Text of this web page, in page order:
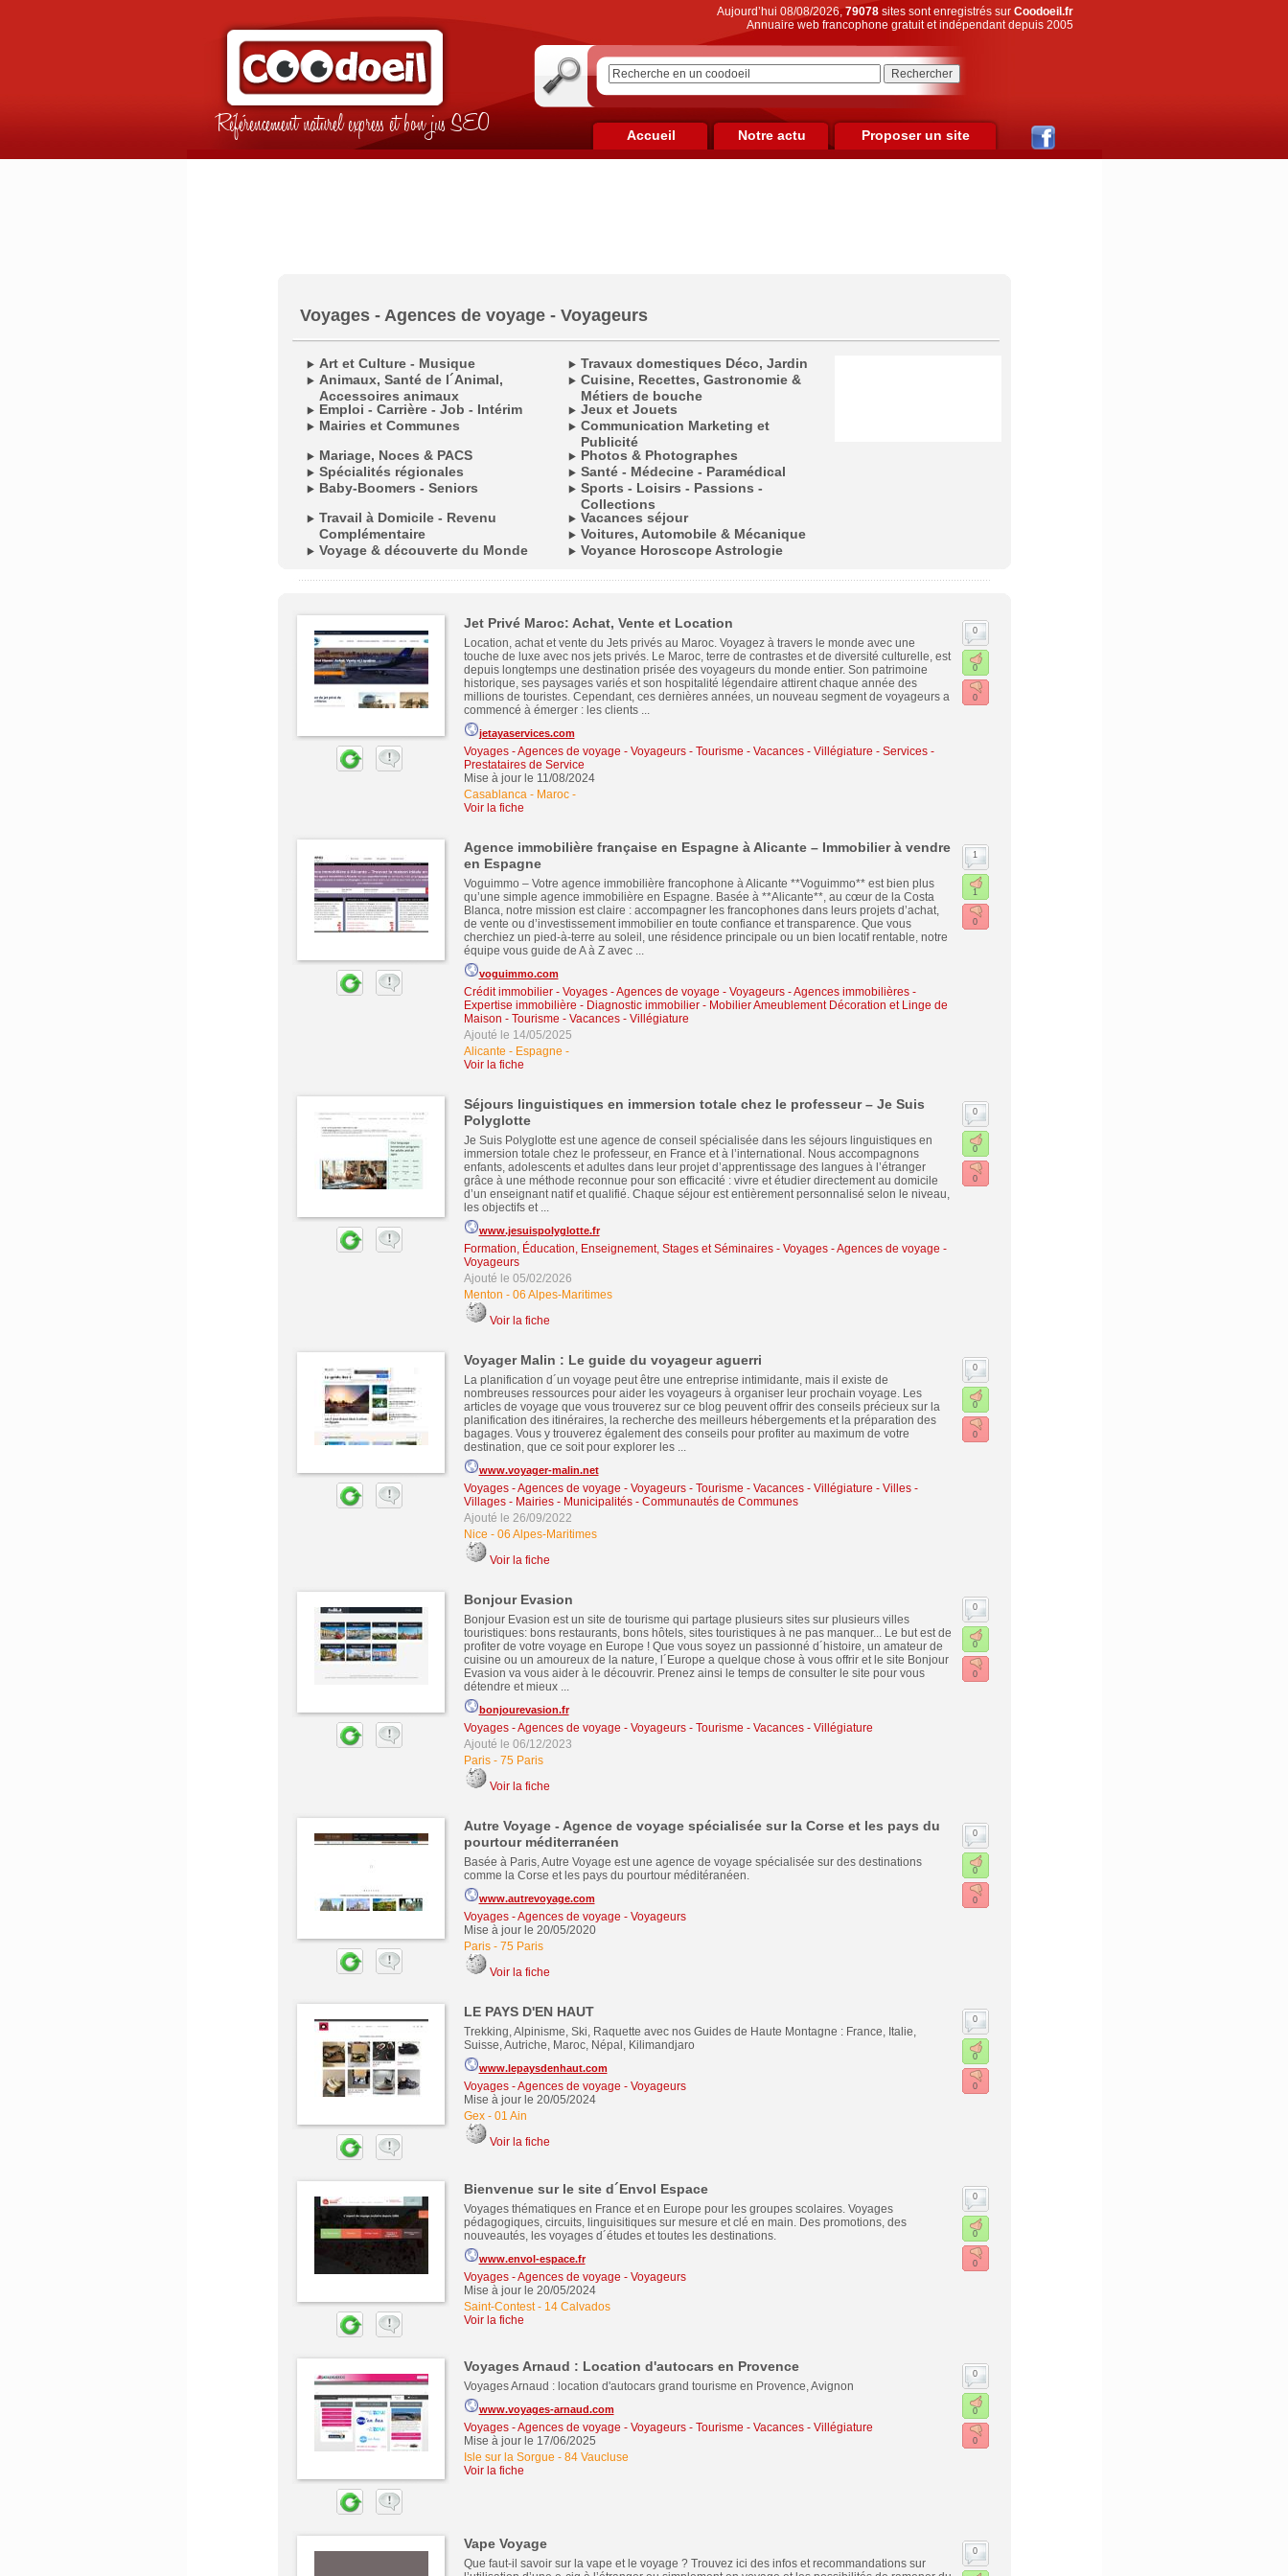
Référencement naturel express et bon jus SEO
Aujourd’hui 08/08/2026,79078sites sont enregistrés sur Coodoeil.fr
Annuaire web francophone gratuit et indépendant depuis 2005
Accueil Notre actu Proposer un site
Voyages - Agences de voyage - Voyageurs
Art et Culture - Musique
Travaux domestiques Déco, Jardin
Animaux, Santé de l´Animal,
Accessoires animaux
Cuisine, Recettes, Gastronomie &
Métiers de bouche
Emploi - Carrière - Job - Intérim
Jeux et Jouets
Mairies et Communes
Communication Marketing et
Publicité
Mariage, Noces & PACS
Photos & Photographes
Spécialités régionales
Santé - Médecine - Paramédical
Baby-Boomers - Seniors
Sports - Loisirs - Passions -
Collections
Travail à Domicile - Revenu
Complémentaire
Vacances séjour
Voitures, Automobile & Mécanique
Voyage & découverte du Monde
Voyance Horoscope Astrologie
Jet Privé Maroc: Achat, Vente et Location
Location, achat et vente du Jets privés au Maroc. Voyagez à travers le monde avec une
touche de luxe avec nos jets privés. Le Maroc, terre de contrastes et de diversité culturelle, est
depuis longtemps une destination prisée des voyageurs du monde entier. Son patrimoine
historique, ses paysages variés et son hospitalité légendaire attirent chaque année des
millions de touristes. Cependant, ces dernières années, un nouveau segment de voyageurs a
commencé à émerger : les clients ...
jetayaservices.com
Voyages - Agences de voyage - Voyageurs- Tourisme - Vacances - Villégiature - Services -
Prestataires de Service
Mise à jour le 11/08/2024
Casablanca - Maroc-
Voir la fiche
0
0
0
Agence immobilière française en Espagne à Alicante – Immobilier à vendre
en Espagne
Voguimmo – Votre agence immobilière francophone à Alicante **Voguimmo** est bien plus
qu’une simple agence immobilière en Espagne. Basée à **Alicante**, au cœur de la Costa
Blanca, notre mission est claire : accompagner les francophones dans leurs projets d’achat,
de vente ou d’investissement immobilier en toute confiance et transparence. Que vous
cherchiez un pied-à-terre au soleil, une résidence principale ou un bien locatif rentable, notre
équipe vous guide de A à Z avec ...
voguimmo.com
Crédit immobilier- Voyages - Agences de voyage - Voyageurs-Agences immobilières -
Expertise immobilière - Diagnostic immobilier- Mobilier Ameublement Décoration et Linge de
Maison - Tourisme - Vacances - Villégiature
Ajouté le 14/05/2025
Alicante - Espagne -
Voir la fiche
1
1
0
Séjours linguistiques en immersion totale chez le professeur – Je Suis
Polyglotte
Je Suis Polyglotte est une agence de conseil spécialisée dans les séjours linguistiques en
immersion totale chez le professeur, en France et à l’international. Nous accompagnons
enfants, adolescents et adultes dans leur projet d’apprentissage des langues à l’étranger
grâce à une méthode reconnue pour son efficacité : vivre et étudier directement au domicile
d’un enseignant natif et qualifié. Chaque séjour est entièrement personnalisé selon le niveau,
les objectifs et ...
www.jesuispolyglotte.fr
Formation, Éducation, Enseignement, Stages et Séminaires- Voyages - Agences de voyage -
Voyageurs
Ajouté le 05/02/2026
Menton - 06 Alpes-Maritimes
Voir la fiche
0
0
0
Voyager Malin : Le guide du voyageur aguerri
La planification d´un voyage peut être une entreprise intimidante, mais il existe de
nombreuses ressources pour aider les voyageurs à organiser leur prochain voyage. Les
articles de voyage que vous trouverez sur ce blog peuvent offrir des conseils précieux sur la
planification des itinéraires, la recherche des meilleurs hébergements et la préparation des
bagages. Vous y trouverez également des conseils pour profiter au maximum de votre
destination, que ce soit pour explorer les ...
www.voyager-malin.net
Voyages - Agences de voyage - Voyageurs- Tourisme - Vacances - Villégiature - Villes -
Villages - Mairies - Municipalités - Communautés de Communes
Ajouté le 26/09/2022
Nice - 06 Alpes-Maritimes
Voir la fiche
0
0
0
Bonjour Evasion
Bonjour Evasion est un site de tourisme qui partage plusieurs sites sur plusieurs villes
touristiques: bons restaurants, bons hôtels, sites touristiques à ne pas manquer... Le but est de
profiter de votre voyage en Europe ! Que vous soyez un passionné d´histoire, un amateur de
cuisine ou un amoureux de la nature, l´Europe a quelque chose à vous offrir et le site Bonjour
Evasion va vous aider à le découvrir. Prenez ainsi le temps de consulter le site pour vous
détendre et mieux ...
bonjourevasion.fr
Voyages - Agences de voyage - Voyageurs- Tourisme - Vacances - Villégiature
Ajouté le 06/12/2023
Paris- 75 Paris
Voir la fiche
0
0
0
Autre Voyage - Agence de voyage spécialisée sur la Corse et les pays du
pourtour méditerranéen
Basée à Paris, Autre Voyage est une agence de voyage spécialisée sur des destinations
comme la Corse et les pays du pourtour méditéranéen.
www.autrevoyage.com
Voyages - Agences de voyage - Voyageurs
Mise à jour le 20/05/2020
Paris- 75 Paris
Voir la fiche
0
0
0
LE PAYS D'EN HAUT
Trekking, Alpinisme, Ski, Raquette avec nos Guides de Haute Montagne : France, Italie,
Suisse, Autriche, Maroc, Népal, Kilimandjaro
www.lepaysdenhaut.com
Voyages - Agences de voyage - Voyageurs
Mise à jour le 20/05/2024
Gex- 01 Ain
Voir la fiche
0
0
0
Bienvenue sur le site d´Envol Espace
Voyages thématiques en France et en Europe pour les groupes scolaires. Voyages
pédagogiques, circuits, linguisitiques sur mesure et clé en main. Des promotions, des
nouveautés, les voyages d´études et toutes les destinations.
www.envol-espace.fr
Voyages - Agences de voyage - Voyageurs
Mise à jour le 20/05/2024
Saint-Contest- 14 Calvados
Voir la fiche
0
0
0
Voyages Arnaud : Location d'autocars en Provence
Voyages Arnaud : location d'autocars grand tourisme en Provence, Avignon
www.voyages-arnaud.com
Voyages - Agences de voyage - Voyageurs- Tourisme - Vacances - Villégiature
Mise à jour le 17/06/2025
Isle sur la Sorgue - 84 Vaucluse
Voir la fiche
0
0
0
Vape Voyage
Que faut-il savoir sur la vape et le voyage ? Trouvez ici des infos et recommandations sur
0